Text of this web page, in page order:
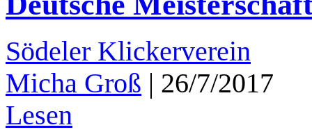
Södeler Klickerverein
Micha Groß | 26/7/2017
Lesen